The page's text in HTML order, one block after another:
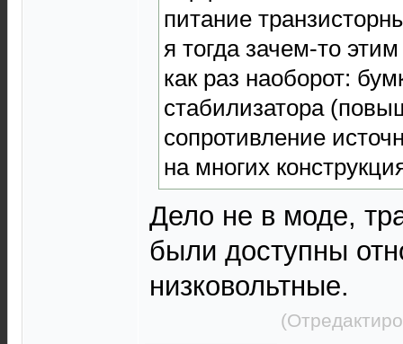
питание
я тогда зачем-то
как раз наоборот:
стабилизатора
сопротивление
на многих
Дело не в моде,
были доступны
низковольтные.